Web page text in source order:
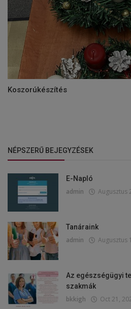
Koszorúkészítés
NÉPSZERŰ BEJEGYZÉSEK
E-Napló
admin Augusztus
Tanáraink
admin Augusztus
Az egészségügyi
szakmák
bkkigh Oct 21,